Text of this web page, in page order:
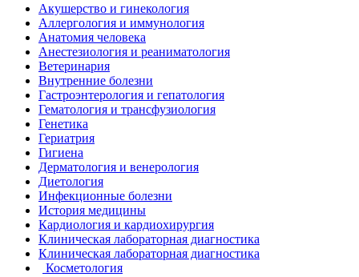
Акушерство и гинекология
Аллергология и иммунология
Анатомия человека
Анестезиология и реаниматология
Ветеринария
Внутренние болезни
Гастроэнтерология и гепатология
Гематология и трансфузиология
Генетика
Гериатрия
Гигиена
Дерматология и венерология
Диетология
Инфекционные болезни
История медицины
Кардиология и кардиохирургия
Клиническая лабораторная диагностика
Клиническая лабораторная диагностика
Косметология